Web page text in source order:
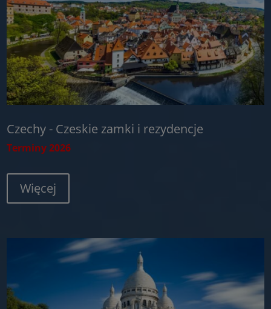
Czechy - Czeskie zamki i rezydencje
Terminy 2026
Więcej